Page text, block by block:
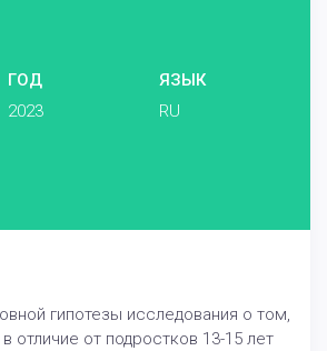
ГОД
2023
ЯЗЫК
RU
гипотезы исследования о том,
отличие от подростков 13-15 лет